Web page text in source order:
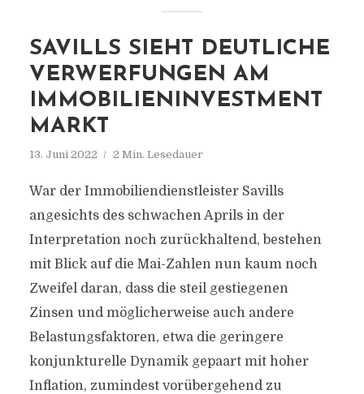
SAVILLS SIEHT DEUTLICHE
VERWERFUNGEN AM
IMMOBILIENINVESTMENT
MARKT
13. Juni 2022 2 Min. Lesedauer
War der Immobiliendienstleister Savills
angesichts des schwachen Aprils in der
Interpretation noch zurückhaltend, bestehen
mit Blick auf die Mai-Zahlen nun kaum noch
Zweifel daran, dass die steil gestiegenen
Zinsen und möglicherweise auch andere
Belastungsfaktoren, etwa die geringere
konjunkturelle Dynamik gepaart mit hoher
Inflation, zumindest vorübergehend zu